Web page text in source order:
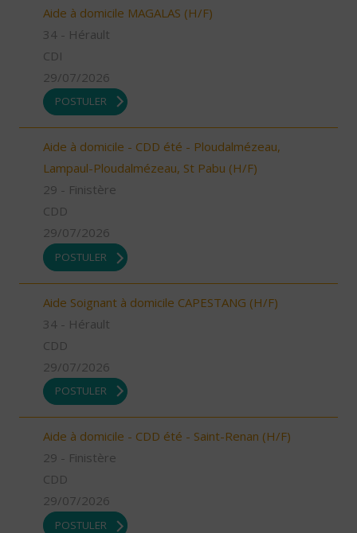
Aide à domicile MAGALAS (H/F)
34 - Hérault
CDI
29/07/2026
POSTULER
Aide à domicile - CDD été - Ploudalmézeau,
Lampaul-Ploudalmézeau, St Pabu (H/F)
29 - Finistère
CDD
29/07/2026
POSTULER
Aide Soignant à domicile CAPESTANG (H/F)
34 - Hérault
CDD
29/07/2026
POSTULER
Aide à domicile - CDD été - Saint-Renan (H/F)
29 - Finistère
CDD
29/07/2026
POSTULER